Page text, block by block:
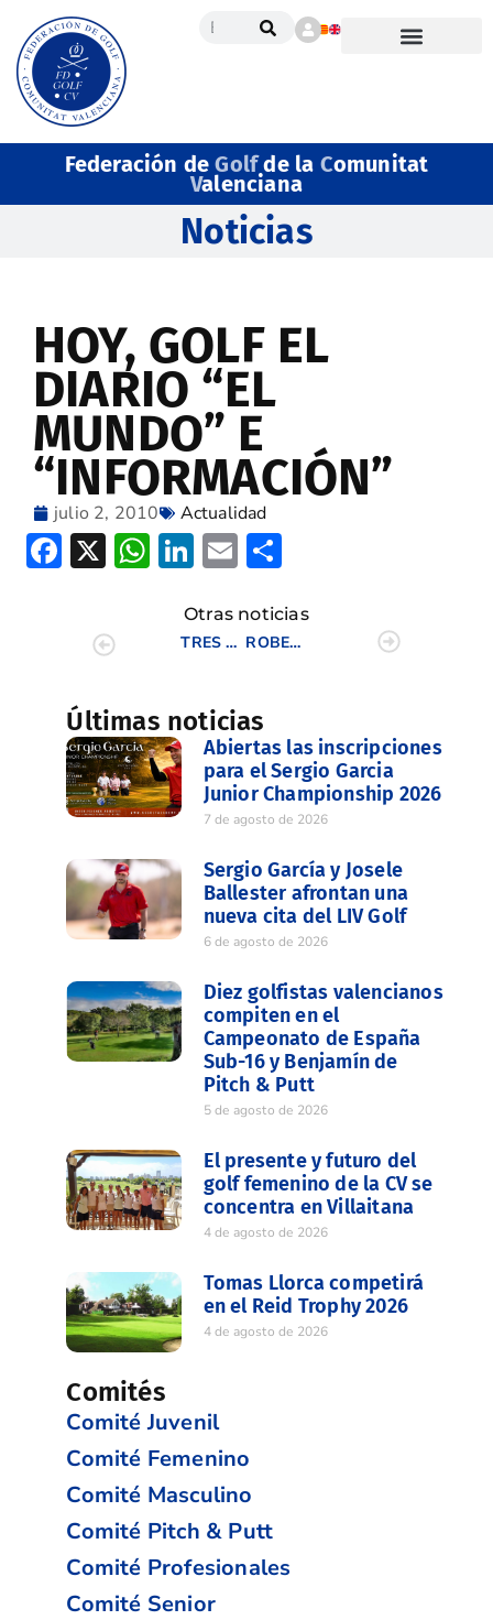
Federación deGolfde la Comunitat
Valenciana
Noticias
HOY, GOLF EL
DIARIO “EL
MUNDO” E
“INFORMACIÓN”
julio 2, 2010 Actualidad
Facebook
X WhatsApp
LinkedIn
Email
Otras noticias
TRES VALENCIANOS SE SUBEN AL PODIO EN EL CAMPEONATO DE ESPAÑA INFANTIL ALEVÍN Y BENJAMIN
ROBERTO SEBASTIAN Y MARÍA PALACIOS CAMPEONES COPA COMUNIDAD VALENCIANA
Últimas noticias
Abiertas las inscripciones
para el Sergio Garcia
Junior Championship 2026
7 de agosto de 2026
Sergio García y Josele
Ballester afrontan una
nueva cita del LIV Golf
6 de agosto de 2026
Diez golfistas valencianos
compiten en el
Campeonato de España
Sub-16 y Benjamín de
Pitch & Putt
5 de agosto de 2026
El presente y futuro del
golf femenino de la CV se
concentra en Villaitana
4 de agosto de 2026
Tomas Llorca competirá
en el Reid Trophy 2026
4 de agosto de 2026
Comités
Comité Juvenil
Comité Femenino
Comité Masculino
Comité Pitch & Putt
Comité Profesionales
Comité Senior